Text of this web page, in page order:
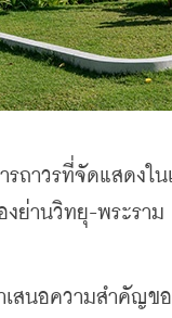
าวรที่จัดแสดงใน
องย่านวิทยุ-พระร
เสนอความสำคัญขอ